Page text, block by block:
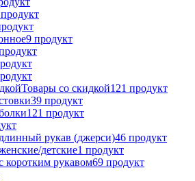
9 продукт
Товары со скидкой121 продукт
39 продукт
121 продукт
рукав (джерси)46 продукт
детские1 продукт
коротким рукавом69 продукт